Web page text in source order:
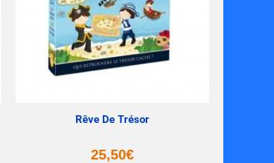
Rêve De Trésor
25,50€